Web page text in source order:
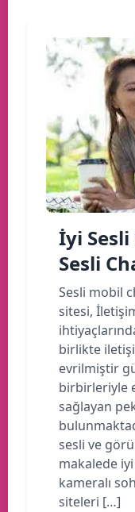
İyi Sesli
Sesli
Sesli mobil
sitesi,
birlikte
evrilmiştir
birbirleriyle
sağlayan
sesli ve
makalede
kameralı
siteleri […]